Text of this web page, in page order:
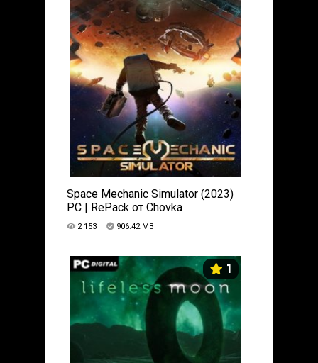
Space Mechanic Simulator (2023)
PC | RePack от Chovka
2 153 906.42 MB
1